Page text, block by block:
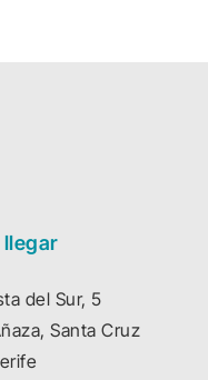
llegar
del Sur, 5
Santa Cruz